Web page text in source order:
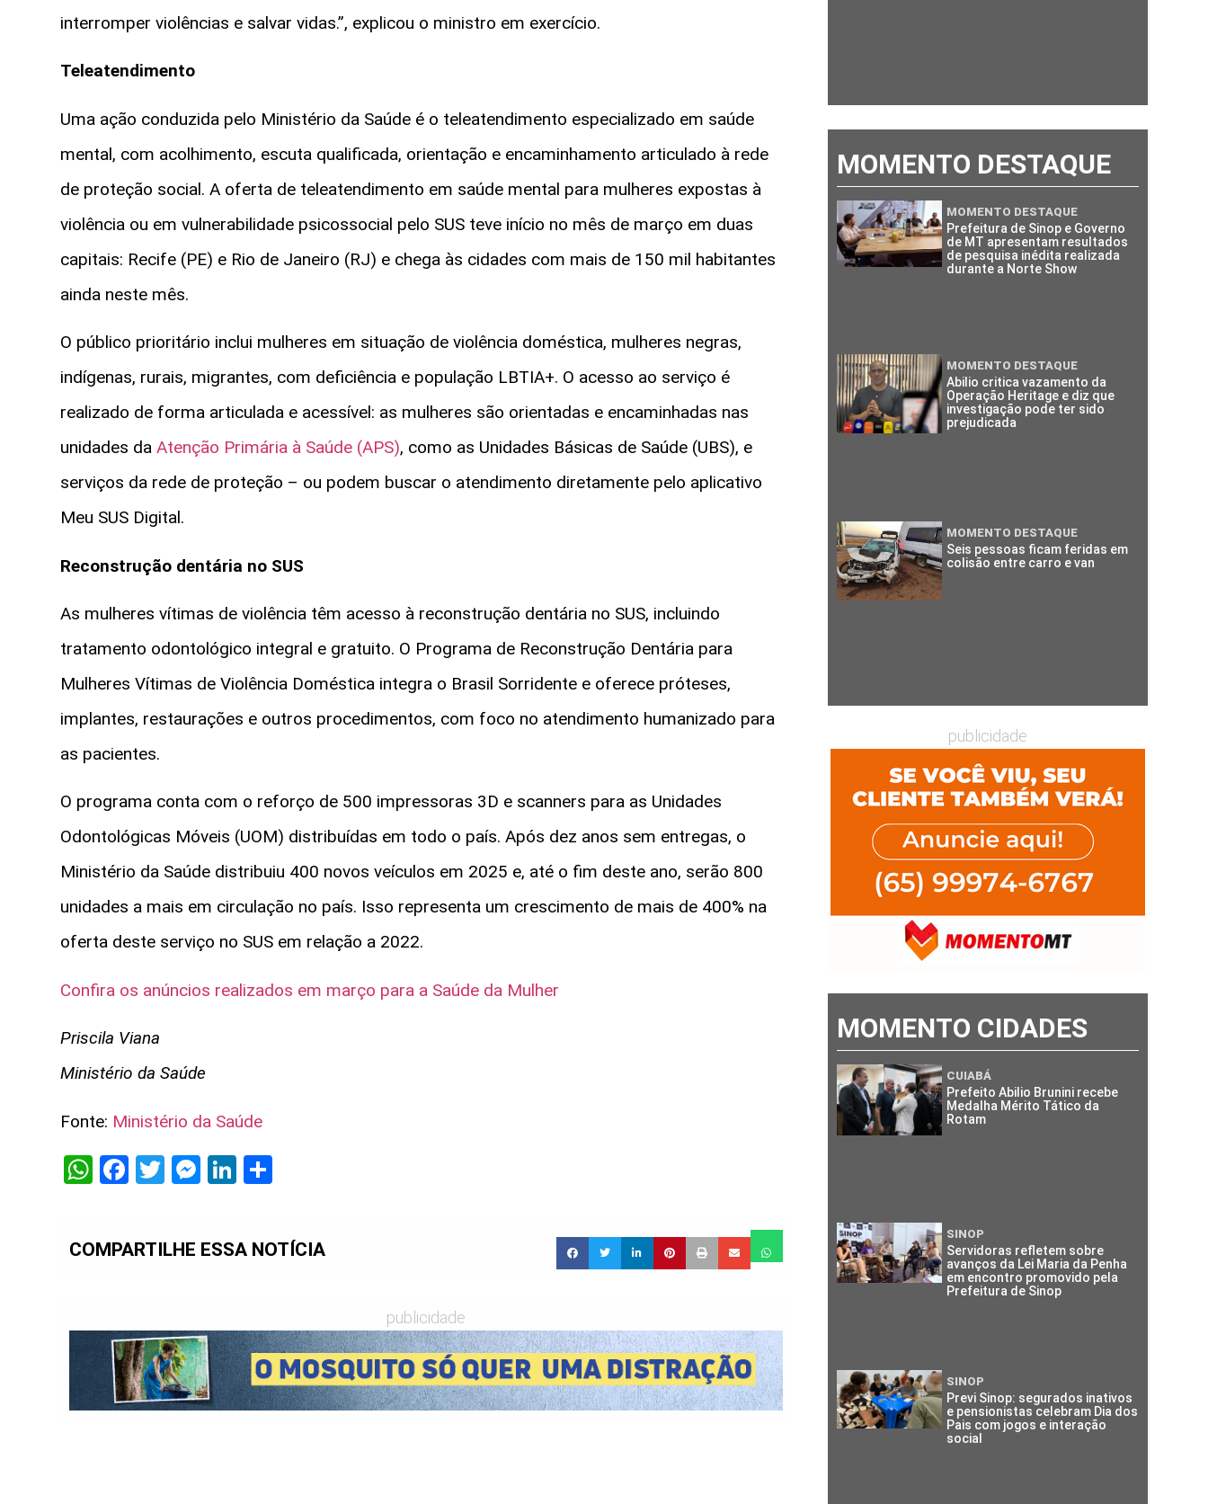
interromper violências e salvar vidas.”, explicou o ministro em exercício.
Teleatendimento
Uma ação conduzida pelo Ministério da Saúde é o teleatendimento especializado em saúde
mental, com acolhimento, escuta qualificada, orientação e encaminhamento articulado à rede
de proteção social. A oferta de teleatendimento em saúde mental para mulheres expostas à
violência ou em vulnerabilidade psicossocial pelo SUS teve início no mês de março em duas
capitais: Recife (PE) e Rio de Janeiro (RJ) e chega às cidades com mais de 150 mil habitantes
ainda neste mês.
O público prioritário inclui mulheres em situação de violência doméstica, mulheres negras,
indígenas, rurais, migrantes, com deficiência e população LBTIA+. O acesso ao serviço é
realizado de forma articulada e acessível: as mulheres são orientadas e encaminhadas nas
unidades da Atenção Primária à Saúde (APS), como as Unidades Básicas de Saúde (UBS), e
serviços da rede de proteção – ou podem buscar o atendimento diretamente pelo aplicativo
Meu SUS Digital.
Reconstrução dentária no SUS
As mulheres vítimas de violência têm acesso à reconstrução dentária no SUS, incluindo
tratamento odontológico integral e gratuito. O Programa de Reconstrução Dentária para
Mulheres Vítimas de Violência Doméstica integra o Brasil Sorridente e oferece próteses,
implantes, restaurações e outros procedimentos, com foco no atendimento humanizado para
as pacientes.
O programa conta com o reforço de 500 impressoras 3D e scanners para as Unidades
Odontológicas Móveis (UOM) distribuídas em todo o país. Após dez anos sem entregas, o
Ministério da Saúde distribuiu 400 novos veículos em 2025 e, até o fim deste ano, serão 800
unidades a mais em circulação no país. Isso representa um crescimento de mais de 400% na
oferta deste serviço no SUS em relação a 2022.
Confira os anúncios realizados em março para a Saúde da Mulher
Priscila Viana
Ministério da Saúde
Fonte: Ministério da Saúde
WhatsApp
Facebook
Twitter
Messenger
LinkedIn
COMPARTILHE ESSA NOTÍCIA
publicidade
MOMENTO DESTAQUE
MOMENTO DESTAQUE
Prefeitura de Sinop e Governo
de MT apresentam resultados
de pesquisa inédita realizada
durante a Norte Show
MOMENTO DESTAQUE
Abilio critica vazamento da
Operação Heritage e diz que
investigação pode ter sido
prejudicada
MOMENTO DESTAQUE
Seis pessoas ficam feridas em
colisão entre carro e van
publicidade
MOMENTO CIDADES
CUIABÁ
Prefeito Abilio Brunini recebe
Medalha Mérito Tático da
Rotam
SINOP
Servidoras refletem sobre
avanços da Lei Maria da Penha
em encontro promovido pela
Prefeitura de Sinop
SINOP
Previ Sinop: segurados inativos
e pensionistas celebram Dia dos
Pais com jogos e interação
social